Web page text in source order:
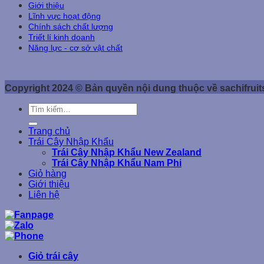
Giới thiệu
Lĩnh vực hoạt động
Chính sách chất lượng
Triết lí kinh doanh
Năng lực - cơ sở vật chất
Copyright 2024 © Bản quyền nội dung thuộc về
Tìm
kiếm:
Trang chủ
Trái Cây Nhập Khẩu
Trái Cây Nhập Khẩu New Zealand
Trái Cây Nhập Khẩu Nam Phi
Giỏ hàng
Giới thiệu
Liên hệ
Giỏ trái cây